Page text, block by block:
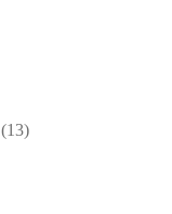
1313